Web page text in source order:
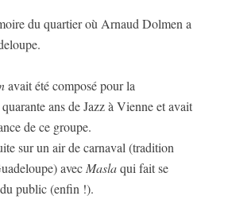
du quartier où Arnaud Dolmen a
avait été composé pour la
ans de Jazz à Vienne et avait
de ce groupe.
sur un air de carnaval (tradition
avec Maslaqui fait se
public (enfin !).